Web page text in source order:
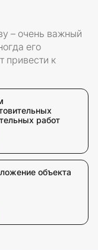
– очень важный
его
привести к
работ
объекта